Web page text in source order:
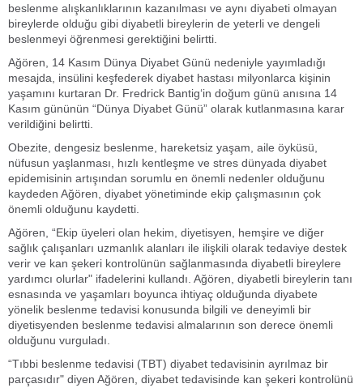
beslenme alışkanlıklarının kazanılması ve aynı diyabeti olmayan
bireylerde olduğu gibi diyabetli bireylerin de yeterli ve dengeli
beslenmeyi öğrenmesi gerektiğini belirtti.
Ağören, 14 Kasım Dünya Diyabet Günü nedeniyle yayımladığı
mesajda, insülini keşfederek diyabet hastası milyonlarca kişinin
yaşamını kurtaran Dr. Fredrick Bantig‘in doğum günü anısına 14
Kasım gününün “Dünya Diyabet Günü” olarak kutlanmasına karar
verildiğini belirtti.
Obezite, dengesiz beslenme, hareketsiz yaşam, aile öyküsü,
nüfusun yaşlanması, hızlı kentleşme ve stres dünyada diyabet
epidemisinin artışından sorumlu en önemli nedenler olduğunu
kaydeden Ağören, diyabet yönetiminde ekip çalışmasının çok
önemli olduğunu kaydetti.
Ağören, “Ekip üyeleri olan hekim, diyetisyen, hemşire ve diğer
sağlık çalışanları uzmanlık alanları ile ilişkili olarak tedaviye destek
verir ve kan şekeri kontrolünün sağlanmasında diyabetli bireylere
yardımcı olurlar" ifadelerini kullandı. Ağören, diyabetli bireylerin tanı
esnasında ve yaşamları boyunca ihtiyaç olduğunda diyabete
yönelik beslenme tedavisi konusunda bilgili ve deneyimli bir
diyetisyenden beslenme tedavisi almalarının son derece önemli
olduğunu vurguladı.
“Tıbbi beslenme tedavisi (TBT) diyabet tedavisinin ayrılmaz bir
parçasıdır" diyen Ağören, diyabet tedavisinde kan şekeri kontrolünü